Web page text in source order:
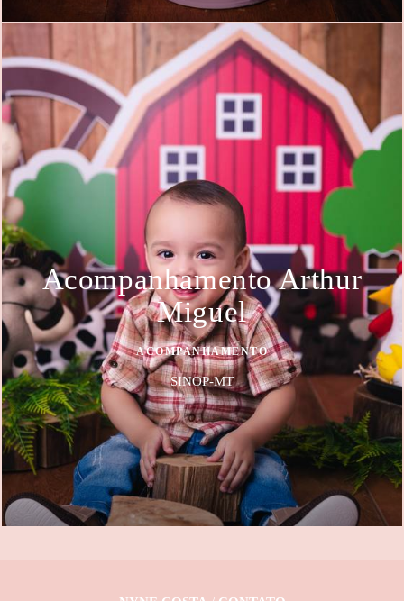
Acompanhamento Arthur
Miguel
ACOMPANHAMENTO
SINOP-MT